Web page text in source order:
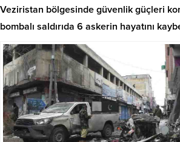
Veziristan bölgesinde güvenlik güçleri
bombalı saldırıda 6 askerin hayatını